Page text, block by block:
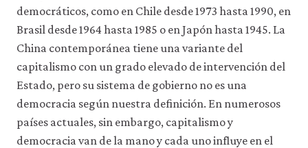
democráticos, como en Chile desde 1973 hasta 1990, en
Brasil desde 1964 hasta 1985 o en Japón hasta 1945. La
China contemporánea tiene una variante del
capitalismo con un grado elevado de intervención del
Estado, pero su sistema de gobierno no es una
democracia según nuestra definición. En numerosos
países actuales, sin embargo, capitalismo y
democracia van de la mano y cada uno influye en el